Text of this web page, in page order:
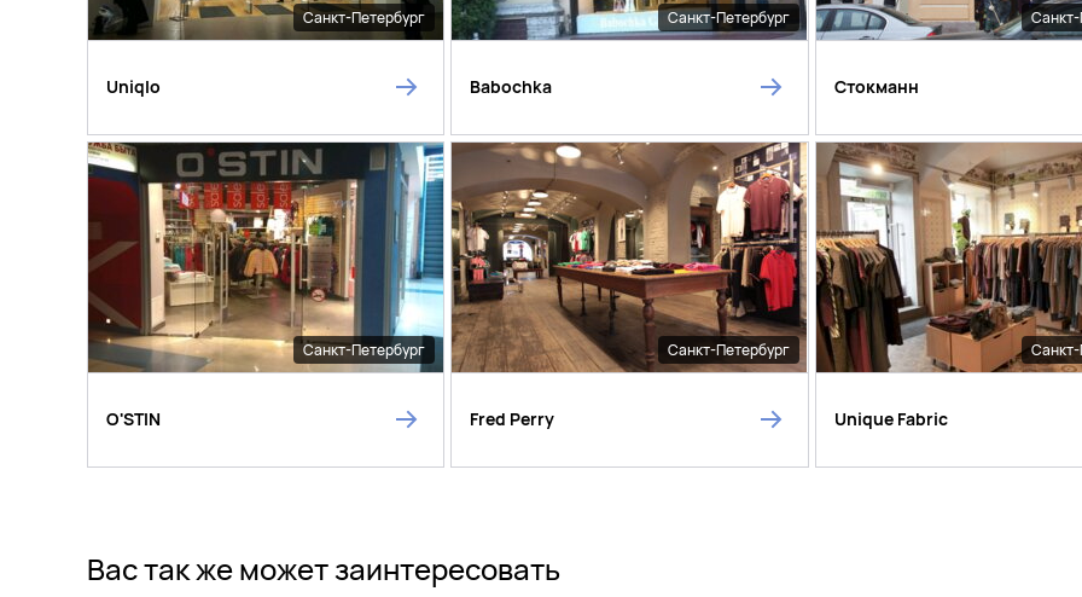
Санкт-Петербург
Uniqlo
Санкт-Петербург
Babochka
Санкт-
Стокманн
Санкт-Петербург
O'STIN
Санкт-Петербург
Fred Perry
Санкт-
Unique Fabric
Вас так же может заинтересовать